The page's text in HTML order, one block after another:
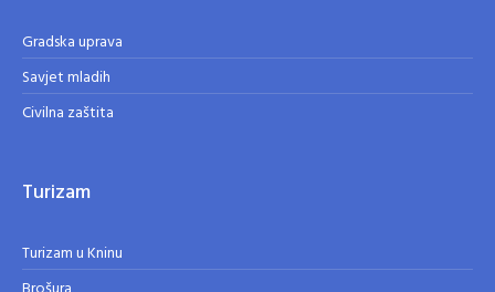
Gradska uprava
Savjet mladih
Civilna zaštita
Turizam
Turizam u Kninu